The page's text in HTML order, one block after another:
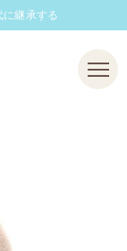
継承する
Menu